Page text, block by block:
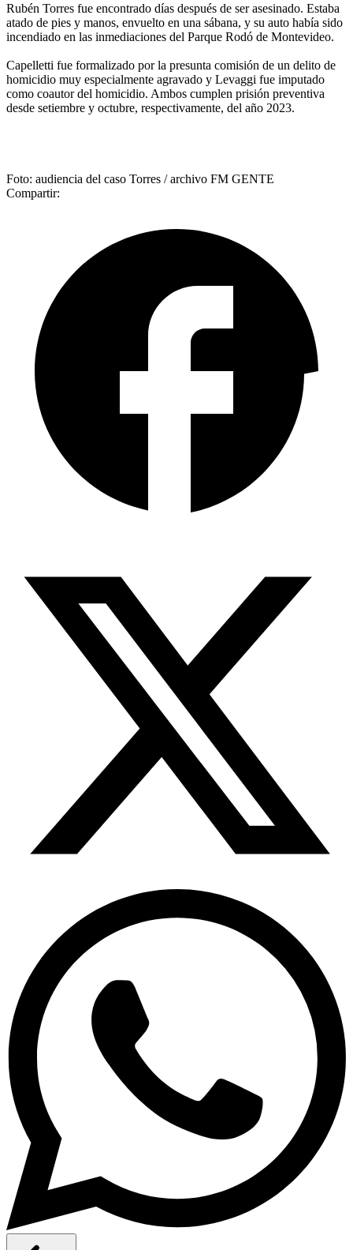
Rubén Torres fue encontrado días después de ser asesinado. Estaba
atado de pies y manos, envuelto en una sábana, y su auto había sido
incendiado en las inmediaciones del Parque Rodó de Montevideo.
Capelletti fue formalizado por la presunta comisión de un delito de
homicidio muy especialmente agravado y Levaggi fue imputado
como coautor del homicidio. Ambos cumplen prisión preventiva
desde setiembre y octubre, respectivamente, del año 2023.
Foto: audiencia del caso Torres / archivo FM GENTE
Compartir: